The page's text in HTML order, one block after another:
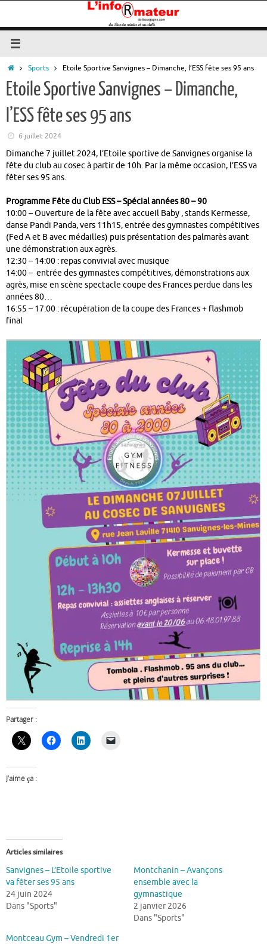
contenu
Accueil
Sports Etoile Sportive Sanvignes – Dimanche, l’ESS fête ses 95 ans
Etoile Sportive Sanvignes – Dimanche,
l’ESS fête ses 95 ans
6 juillet 2024
Dimanche 7 juillet 2024, l’Etoile sportive de Sanvignes organise la
fête du club au cosec à partir de 10h. Par la même occasion, l’ESS va
fêter ses 95 ans.
Programme Fête du Club ESS – Spécial années 80 – 90
10:00 – Ouverture de la fête avec accueil Baby , stands Kermesse,
danse Pandi Panda, vers 11h15, entrée des gymnastes compétitives
(Fed A et B avec médailles) puis présentation des palmarès avant
une démonstration aux agrès.
12:30 – 14:00 : repas convivial avec musique
14:00 – entrée des gymnastes compétitives, démonstrations aux
agrès, mise en scène spectacle coupe des Frances perdue dans les
années 80…
16:55 – 17:00 : récupération de la coupe des Frances + flashmob
final
Partager :
J’aime ça :
Articles similaires
Sanvignes – L’Etoile sportive
va fêter ses 95 ans
24 juin 2024
Dans "Sports"
Montchanin – Avançons
ensemble avec la
gymnastique
2 janvier 2026
Dans "Sports"
Montceau Gym – Vendredi 1er